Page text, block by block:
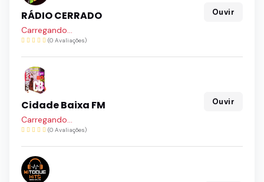
RÁDIO CERRADO
Carregando...
(0 Avaliações)
Ouvir
Cidade Baixa FM
Carregando...
(0 Avaliações)
Ouvir